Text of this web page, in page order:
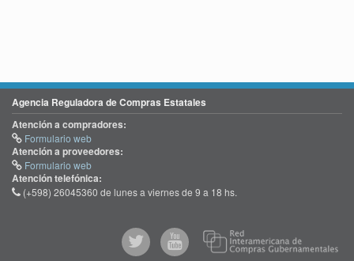
Agencia Reguladora de Compras Estatales
Atención a compradores:
Formulario web
Atención a proveedores:
Formulario web
Atención telefónica:
(+598) 26045360 de lunes a viernes de 9 a 18 hs.
@comprasgubuy
ACCE